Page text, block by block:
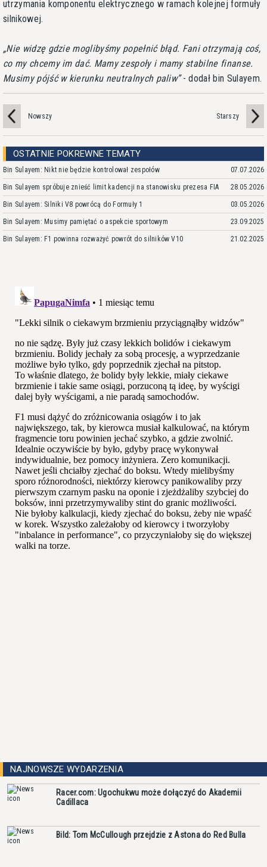
utrzymania komponentu elektrycznego w ramach kolejnej formuły
silnikowej.
Nie widzę gdzie moglibyśmy popełnić błąd. Fani otrzymają coś,
co my chcemy im dać. Mamy zespoły i mamy stabilne finanse.
Musimy pójść w kierunku neutralnych paliw - dodał bin Sulayem.
Nowszy Starszy
OSTATNIE POKREWNE TEMATY
Bin Sulayem: Nikt nie będzie kontrolował zespołów 07.07.2026
Bin Sulayem spróbuje znieść limit kadencji na stanowisku prezesa FIA 28.05.2026
Bin Sulayem: Silniki V8 powrócą do Formuły 1 03.05.2026
Bin Sulayem: Musimy pamiętać o aspekcie sportowym 23.09.2025
Bin Sulayem: F1 powinna rozważyć powrót do silników V10 21.02.2025
NAJNOWSZE WYDARZENIA
Racer.com: Ugochukwu może dołączyć do Akademii
Cadillaca
Bild: Tom McCullough przejdzie z Astona do Red Bulla